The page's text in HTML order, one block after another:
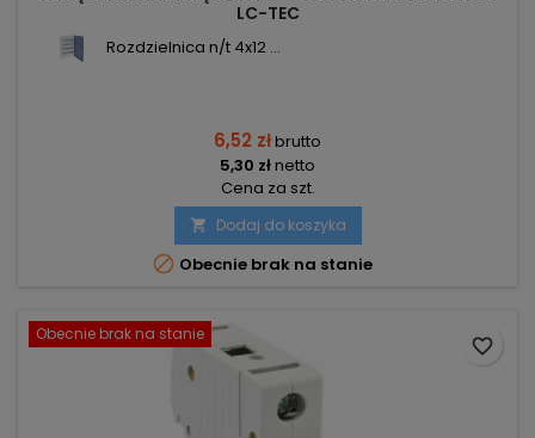
LC-TEC
Rozdzielnica n/t 4x12 ...
6,52 złbrutto
5,30 złnetto
Cena za szt.
 Dodaj do koszyka
 Obecnie brak na stanie
Obecnie brak na stanie
favorite_border